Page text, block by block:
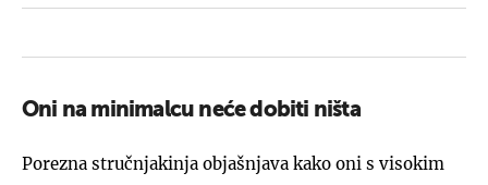
Oni na minimalcu neće dobiti ništa
Porezna stručnjakinja objašnjava kako oni s visokim